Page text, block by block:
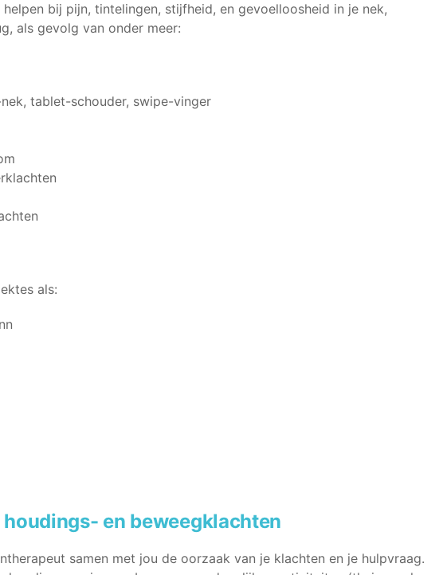
bij pijn, tintelingen, stijfheid, en gevoelloosheid in je nek,
als gevolg van onder meer:
tablet-schouder, swipe-vinger
als:
en beweegklachten
samen met jou de oorzaak van je klachten en je hulpvraag.